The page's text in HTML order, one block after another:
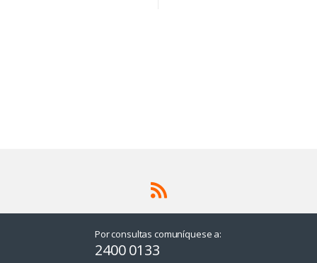
Por consultas comuníquese a:
2400 0133